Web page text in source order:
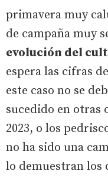
primavera muy
de campaña muy
evolución del
espera las cifras
este caso no se
sucedido en otras
2023, o los
no ha sido una
lo demuestran los